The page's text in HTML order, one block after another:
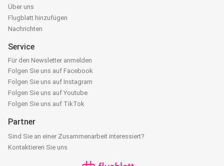
Über uns
Flugblatt hinzufügen
Nachrichten
Service
Für den Newsletter anmelden
Folgen Sie uns auf Facebook
Folgen Sie uns auf Instagram
Folgen Sie uns auf Youtube
Folgen Sie uns auf TikTok
Partner
Sind Sie an einer Zusammenarbeit interessiert?
Kontaktieren Sie uns